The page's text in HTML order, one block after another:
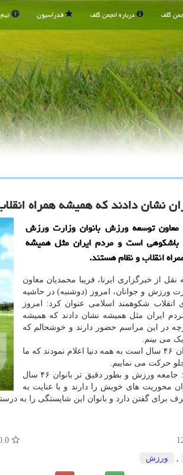
گلف درباره انجمن گلف فدراسیون
نشان دادند که همیشه همراه
توسعه ورزش بانوان وزارت ورزش
باشکوهی است و مردم ایران مثل همیشه
انقلاب و نظام هستند.
از خبرگزاری ایرنا، فریبا محمدیان معاون
ورزش و جوانان، امروز (دوشنبه) در حاشیه
انقلاب شکوهمند اسلامی عنوان کرد: امروز
ایران مثل همیشه نشان دادند که همیشه
در این مراسم حضور دارند و خوشحالم که
می بینم.
وی اضافه کرد: مردم ایران ۴۶ سال است به همه دنیا اعلام نمودند که ما
حرکت می نماییم.
محمدیان خاطرنشان کرد: جامعه ورزش و بطور دقیق تر بانوان ۴۶ سال
محوریت های خویش را دارند و با عنایت به
برای گفتن دارد و بانوان این شایستگی را به
, ورزش